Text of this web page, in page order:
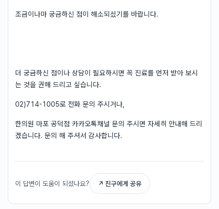
조금이나마 궁금하신 점이 해소되셨기를 바랍니다.
더 궁금하신 점이나 상담이 필요하시면 꼭 진료를 먼저 받아 보시
는 것을 권해 드리고 싶습니다.
02)714-1005로 전화 문의 주시거나,
한의원 마포 공덕점 카카오톡채널 문의 주시면 자세히 안내해 드리
겠습니다. 문의 해 주셔서 감사합니다.
이 답변이 도움이 되셨나요? ↗ 친구에게 공유